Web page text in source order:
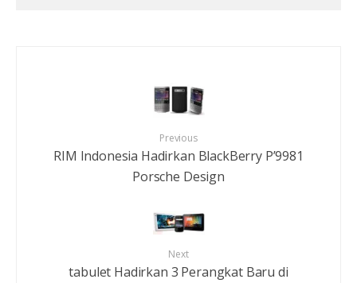
Previous
RIM Indonesia Hadirkan BlackBerry P’9981
Porsche Design
Next
tabulet Hadirkan 3 Perangkat Baru di